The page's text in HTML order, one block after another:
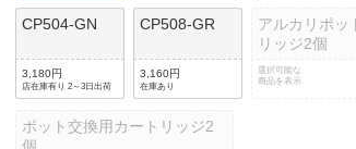
CP504-GN
3,180円
店在庫有り 2～3日出荷
CP508-GR
3,160円
在庫あり
アルカリポッ
リッジ2個
選択可能な
商品を表示
ポット交換用カートリッジ2